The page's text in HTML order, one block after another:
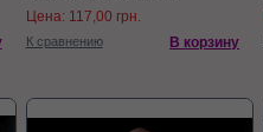
Цена: 117,00 грн.
К сравнению В корзину